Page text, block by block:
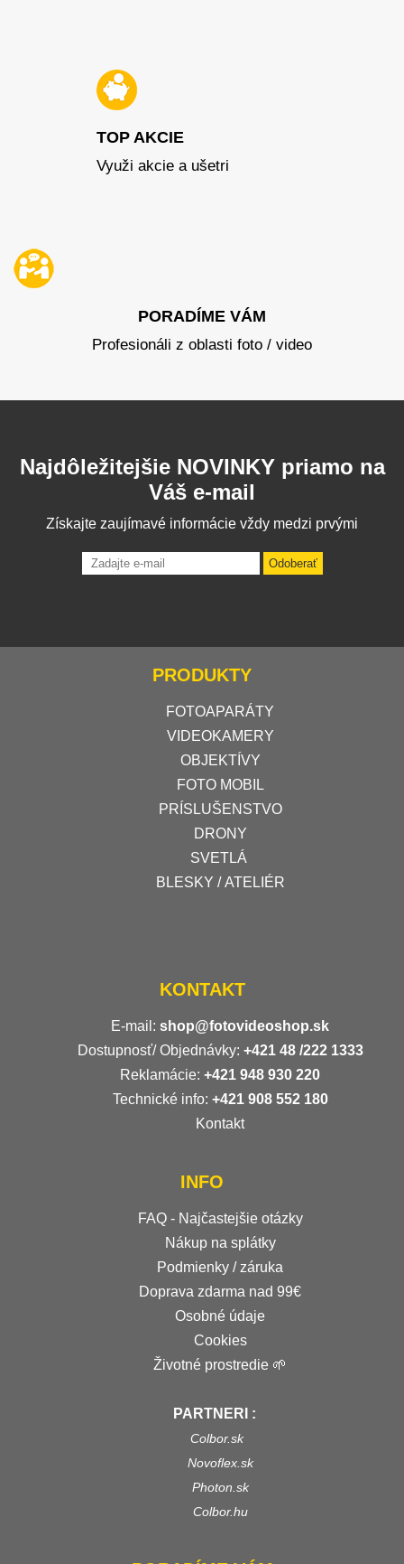
TOP AKCIE
Využi akcie a ušetri
PORADÍME VÁM
Profesionáli z oblasti foto / video
Najdôležitejšie NOVINKY priamo na
Váš e-mail
Získajte zaujímavé informácie vždy medzi prvými
Odoberať
PRODUKTY
FOTOAPARÁTY
VIDEOKAMERY
OBJEKTÍVY
FOTO MOBIL
PRÍSLUŠENSTVO
DRONY
SVETLÁ
BLESKY / ATELIÉR
KONTAKT
E-mail: shop@fotovideoshop.sk
Dostupnosť/ Objednávky: +421 48 /222 1333
Reklamácie: +421 948 930 220
Technické info: +421 908 552 180
Kontakt
INFO
FAQ - Najčastejšie otázky
Nákup na splátky
Podmienky / záruka
Doprava zdarma nad 99€
Osobné údaje
Cookies
Životné prostredie 🌱
PARTNERI :
Colbor.sk
Novoflex.sk
Photon.sk
Colbor.hu